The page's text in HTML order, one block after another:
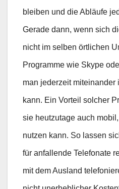
bleiben und die Abläufe
Gerade dann, wenn sich
nicht im selben örtlichen
Programme wie Skype
man jederzeit miteinander
kann. Ein Vorteil solcher
sie heutzutage auch
nutzen kann. So lassen
für anfallende Telefonate
mit dem Ausland